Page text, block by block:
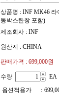
상품명 : INF MK46
동박스탄창 포함)
제조회사 : INF
원산지 : CHINA
판매가격 : 699,000원
수량
EA
옵션적용가
: